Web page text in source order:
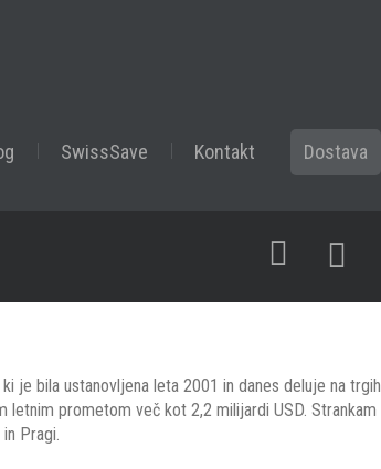
SwissSave Kontakt Dostava
je bila ustanovljena leta 2001 in danes deluje na
letnim prometom več kot 2,2 milijardi USD.
Pragi.